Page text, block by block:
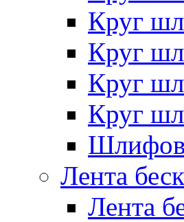
Круг
Круг
Круг
Круг
Лента
Лента